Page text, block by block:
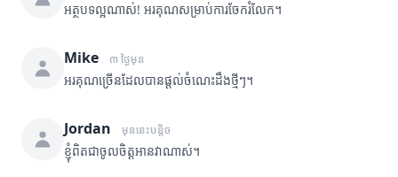
អត្ថបទល្អណាស់! អរគុណសម្រាប់ការចែករំលែក។
Mike ៣ ថ្ងៃមុន
អរគុណច្រើនដែលបានផ្តល់ចំណេះដឹងថ្មីៗ។
Jordan មុននេះបន្តិច
ខ្ញុំពិតជាចូលចិត្តអានវាណាស់។